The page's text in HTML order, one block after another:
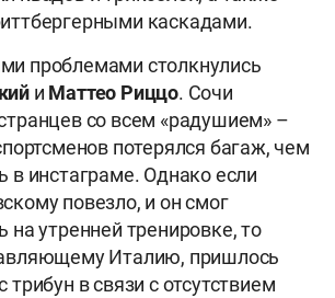
каскадами.
проблемами столкнулись
и Маттео Риццо. Сочи
со всем «радушием» –
потерялся багаж, чем
в инстаграме. Однако если
повезло, и он смог
на утренней тренировке, то
Италию, пришлось
в связи с отсутствием